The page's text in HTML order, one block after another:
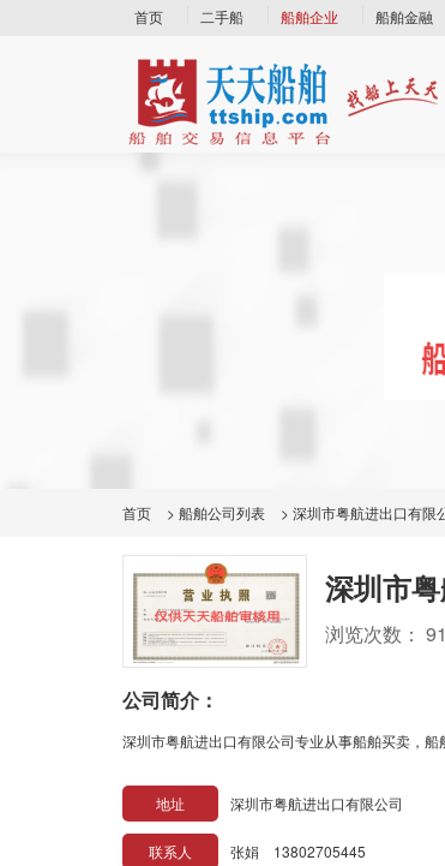
首页 二手船 船舶企业 船舶金融
首页 > 船舶公司列表 > 深圳市粤航进出口有限
深圳市
浏览次数：
公司简介：
深圳市粤航进出口有限公司专业从事船舶买卖，
地址 深圳市粤航进出口有限公司
联系人 张娟 13802705445